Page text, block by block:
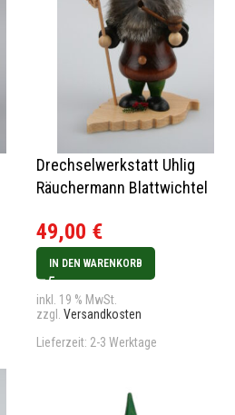
Drechselwerkstatt Uhlig
Räuchermann Blattwichtel
49,00 €
IN DEN WARENKORB
inkl. 19 % MwSt.
zzgl. Versandkosten
Lieferzeit: 2-3 Werktage